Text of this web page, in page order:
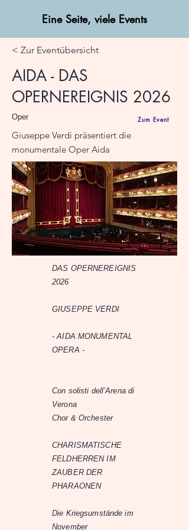
Eine Seite, viele Events
< Zur Eventübersicht
AIDA - DAS
OPERNEREIGNIS 2026
Oper Zum Event
Giuseppe Verdi präsentiert die
monumentale Oper Aida
DAS OPERNEREIGNIS
2026
GIUSEPPE VERDI
- AIDA MONUMENTAL
OPERA -
Con solisti dell’Arena di
Verona
Chor & Orchester
CHARISMATISCHE
FELDHERREN IM
ZAUBER DER
PHARAONEN
Die Kriegsumstände im
November